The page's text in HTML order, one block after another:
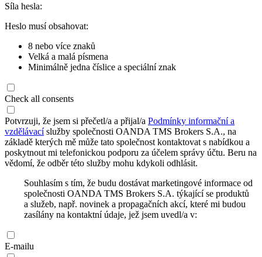
Síla hesla:
Heslo musí obsahovat:
8 nebo více znaků
Velká a malá písmena
Minimálně jedna číslice a speciální znak
Check all consents
Potvrzuji, že jsem si přečetl/a a přijal/a Podmínky informační a
vzdělávacíslužby společnosti OANDA TMS Brokers S.A., na
základě kterých mě může tato společnost kontaktovat s nabídkou a
poskytnout mi telefonickou podporu za účelem správy účtu. Beru na
vědomí, že odběr této služby mohu kdykoli odhlásit.
Souhlasím s tím, že budu dostávat marketingové informace od
společnosti OANDA TMS Brokers S.A. týkající se produktů
a služeb, např. novinek a propagačních akcí, které mi budou
zasílány na kontaktní údaje, jež jsem uvedl/a v:
E-mailu